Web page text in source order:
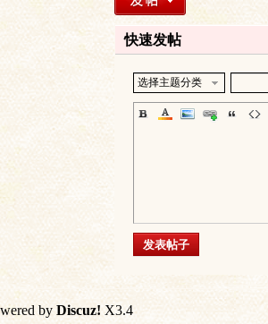
快速发帖
选择主题分类
发表帖子
by Discuz! X3.4